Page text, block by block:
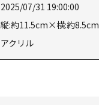
2025/07/31 19:00:00
縦:約11.5cm×横:約8.5cm
アクリル